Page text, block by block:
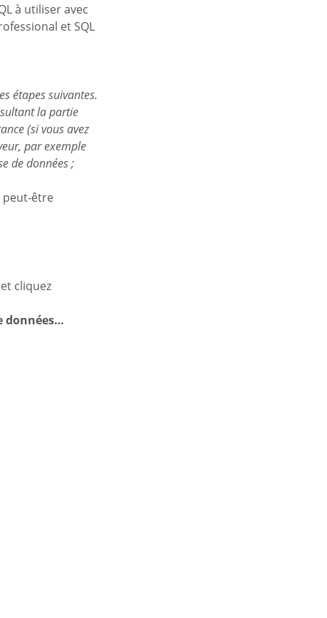
à utiliser avec
et SQL
étapes suivantes.
la partie
(si vous avez
par exemple
de données ;
peut-être
cliquez
données…